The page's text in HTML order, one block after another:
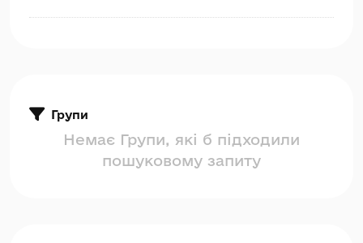
Групи
Немає Групи, які б підходили
пошуковому запиту